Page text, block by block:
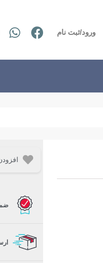
ورود/ثبت نام